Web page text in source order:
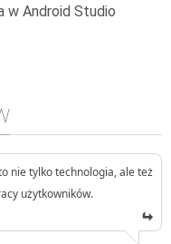
w Android Studio
nie tylko technologia, ale też
użytkowników.